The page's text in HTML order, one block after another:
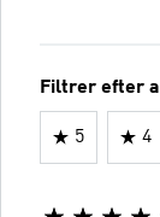
Filtrer efter
5 4